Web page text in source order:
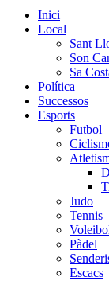
Inici
Local
Sant
Son
Sa
Política
Successos
Esports
Futbol
Judo
Tennis
Pàdel
Escacs